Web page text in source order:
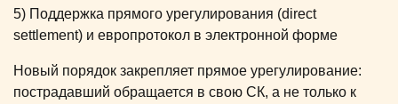
5) Поддержка прямого урегулирования (direct
settlement) и европротокол в электронной форме
Новый порядок закрепляет прямое урегулирование:
пострадавший обращается в свою СК, а не только к